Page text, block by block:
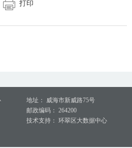
打印
地址： 威海市新威路75号
邮政编码： 264200
技术支持： 环翠区大数据中心